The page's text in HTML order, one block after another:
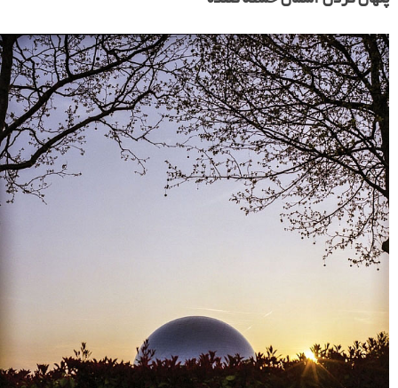
برای استفاده از این تکنیک، نیازی نیست که یک کادر در هر چهار طرف عکس
طور کلی من فکر می کنم که برای چشم خیلی طبیعی تر و چشم نوازتر به
نظر می رسد که کادر تنها دو یا سه طرف از تصویر را در بر بگیرد. اما مثل
هر توصیه دیگری – از نظر و عقیده شخصی خودتان استفاده کنید.
عکس بالا احتمالا یکی از قدیمی ترین تعبیرهای من از کادربندی طبیعی است.
همانطور که می بینید من از شاخ و برگ های بالا برای کادربندی طبیعی
استفاده کردم و هر ۴ طرف کادر را در بر ندارند.
پنهان کردن آسمان خسته کننده